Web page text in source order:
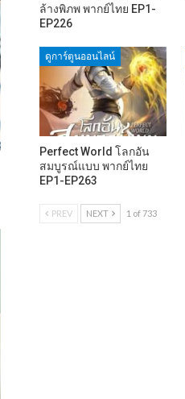
ล้างพิภพ พากย์ไทย EP1-
EP226
ดูการ์ตูนออนไลน์
Perfect World โลกอัน
สมบูรณ์แบบ พากย์ไทย
EP1-EP263
PREV NEXT 1 of 733